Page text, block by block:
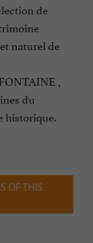
de
naturel de
,
du
historique.
OF THIS